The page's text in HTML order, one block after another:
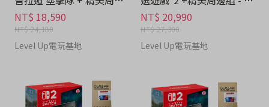
組 - 3C科技分期
NT$ 18,590
NT$ 24,180
Level Up電玩基地
C科技分期
NT$ 20,990
NT$ 27,300
Level Up電玩基地